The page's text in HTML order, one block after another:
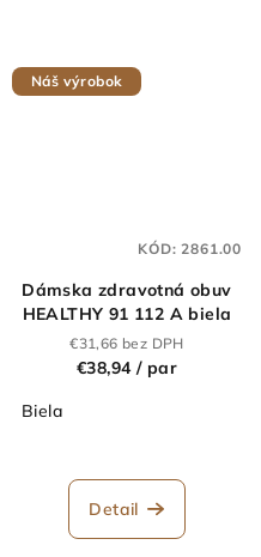
Náš výrobok
Dámska zdravotná obuv
HEALTHY 91 112 A biela
€31,66 bez DPH
€38,94 / par
Biela
Detail
KÓD:2861.00